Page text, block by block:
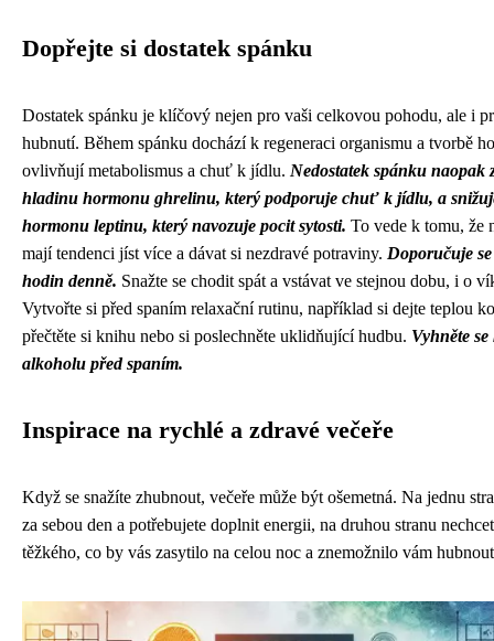
Dopřejte si dostatek spánku
Dostatek spánku je klíčový nejen pro vaši celkovou pohodu, ale i
hubnutí. Během spánku dochází k regeneraci organismu a tvorbě
ovlivňují metabolismus a chuť k jídlu. Nedostatek spánku naopak
hladinu hormonu ghrelinu, který podporuje chuť k jídlu, a
hormonu leptinu, který navozuje pocit sytosti. To vede k tomu, že
mají tendenci jíst více a dávat si nezdravé potraviny. Doporučuje
hodin denně. Snažte se chodit spát a vstávat ve stejnou dobu, i o
Vytvořte si před spaním relaxační rutinu, například si dejte teplou
přečtěte si knihu nebo si poslechněte uklidňující hudbu. Vyhněte
alkoholu před spaním.
Inspirace na rychlé a zdravé večeře
Když se snažíte zhubnout, večeře může být ošemetná. Na jednu
za sebou den a potřebujete doplnit energii, na druhou stranu
těžkého, co by vás zasytilo na celou noc a znemožnilo vám